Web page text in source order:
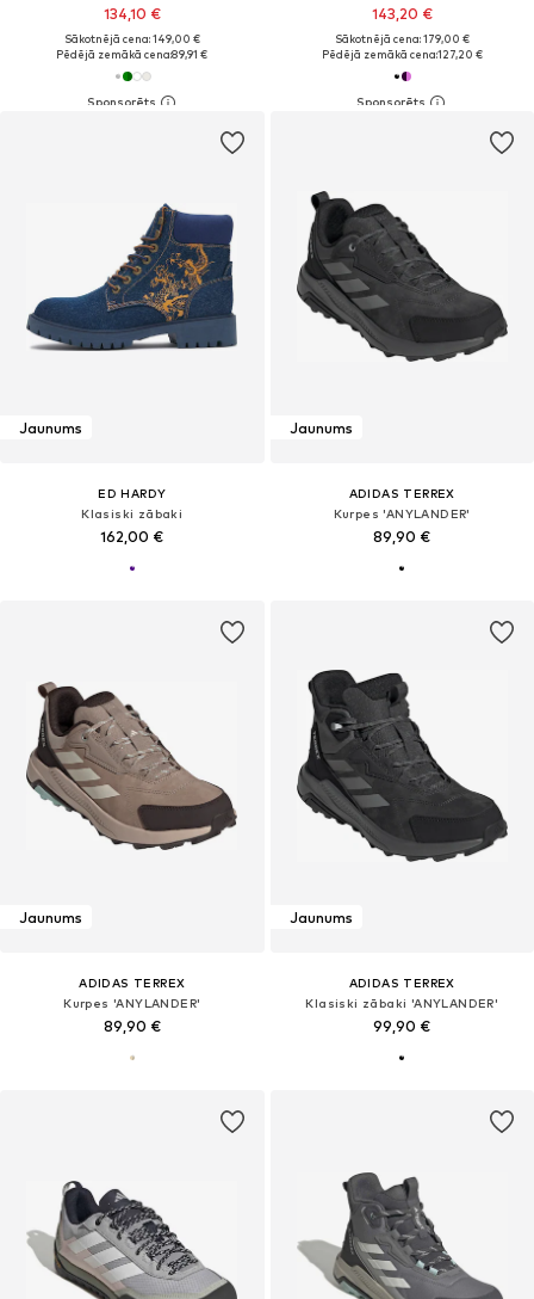
134,10 €
Sākotnējā cena: 149,00 €
Pēdējā zemākā cena:89,91 €
143,20 €
Sākotnējā cena: 179,00 €
Pēdējā zemākā cena:127,20 €
Jaunums
ED HARDY
Klasiski zābaki
162,00 €
Jaunums
ADIDAS TERREX
Kurpes 'ANYLANDER'
89,90 €
Jaunums
ADIDAS TERREX
Kurpes 'ANYLANDER'
89,90 €
Jaunums
ADIDAS TERREX
Klasiski zābaki 'ANYLANDER'
99,90 €